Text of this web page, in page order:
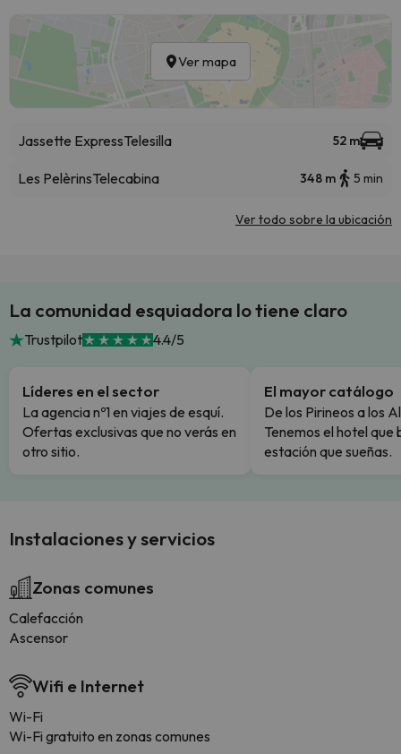
Ver mapa
Jassette ExpressTelesilla 52 m
Les PelèrinsTelecabina 348 m 5 min
Ver todo sobre la ubicación
La comunidad esquiadora lo tiene claro
Trustpilot 4.4/5
Líderes en el sector
La agencia nº1 en viajes de esquí.
Ofertas exclusivas que no verás en
otro sitio.
El mayor catálogo
De los Pirineos a los
Tenemos el hotel que
estación que sueñas.
Instalaciones y servicios
Zonas comunes
Calefacción
Ascensor
Wifi e Internet
Wi-Fi
Wi-Fi gratuito en zonas comunes